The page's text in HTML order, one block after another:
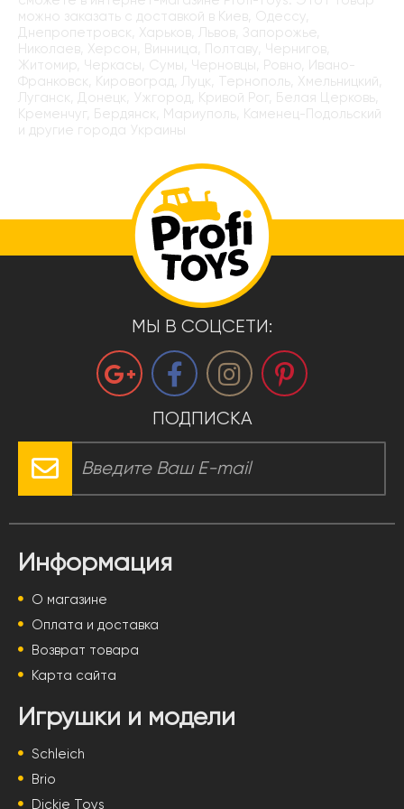
можно заказать с доставкой в Киев, Одессу,
Днепропетровск, Харьков, Львов, Запорожье,
Николаев, Херсон, Винница, Полтаву, Чернигов,
Житомир, Черкасы, Сумы, Черновцы, Ровно, Ивано-
Франковск, Кировоград, Луцк, Тернополь, Хмельницкий,
Луганск, Донецк, Ужгород, Кривой Рог, Белая Церковь,
Кременчуг, Бердянск, Мариуполь, Каменец-Подольский
и другие города Украины
МЫ В СОЦСЕТИ:
ПОДПИСКА
Информация
О магазине
Оплата и доставка
Возврат товара
Карта сайта
Игрушки и модели
Schleich
Brio
Dickie Toys